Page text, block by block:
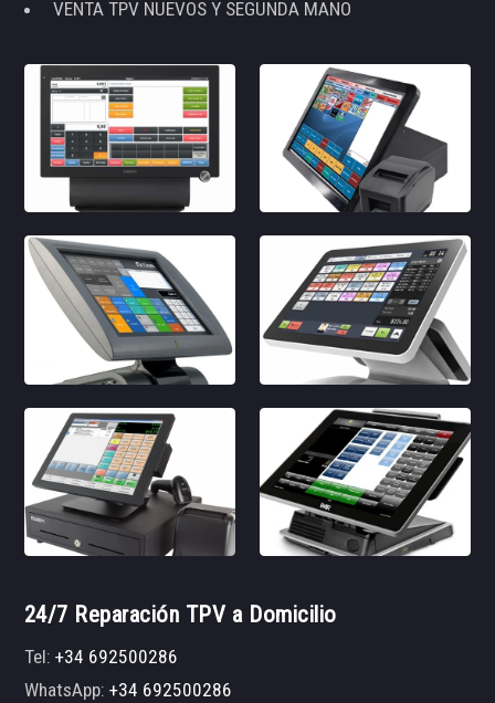
VENTA TPV NUEVOS Y SEGUNDA MANO
24/7 Reparación TPV a Domicilio
Tel:+34 692500286
WhatsApp:+34 692500286